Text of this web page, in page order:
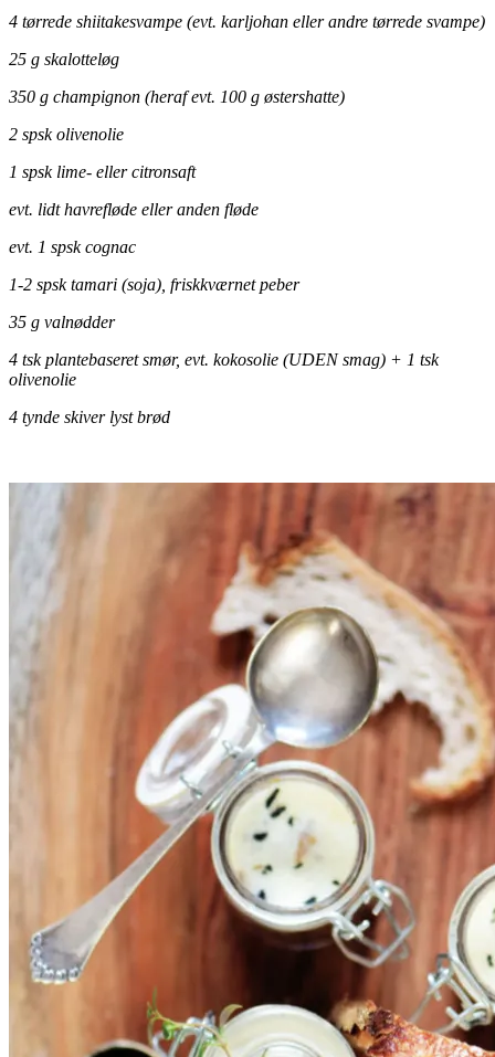
4 tørrede shiitakesvampe (evt. karljohan eller andre tørrede svampe)
25 g skalotteløg
350 g champignon (heraf evt. 100 g østershatte)
2 spsk olivenolie
1 spsk lime- eller citronsaft
evt. lidt havrefløde eller anden fløde
evt. 1 spsk cognac
1-2 spsk tamari (soja), friskkværnet peber
35 g valnødder
4 tsk plantebaseret smør, evt. kokosolie (UDEN smag) + 1 tsk
olivenolie
4 tynde skiver lyst brød